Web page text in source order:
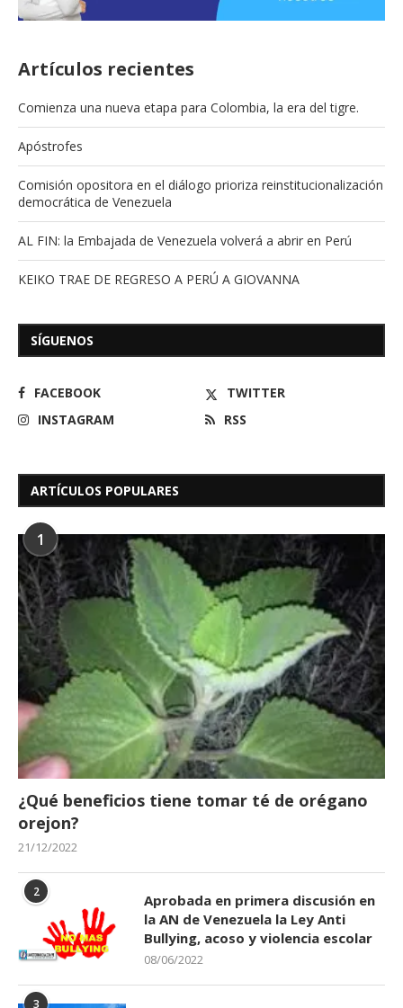
Artículos recientes
Comienza una nueva etapa para Colombia, la era del tigre.
Apóstrofes
Comisión opositora en el diálogo prioriza reinstitucionalización
democrática de Venezuela
AL FIN: la Embajada de Venezuela volverá a abrir en Perú
KEIKO TRAE DE REGRESO A PERÚ A GIOVANNA
SÍGUENOS
FACEBOOK
TWITTER
INSTAGRAM
RSS
ARTÍCULOS POPULARES
1
¿Qué beneficios tiene tomar té de orégano
orejon?
21/12/2022
2
Aprobada en primera discusión en
la AN de Venezuela la Ley Anti
Bullying, acoso y violencia escolar
08/06/2022
3